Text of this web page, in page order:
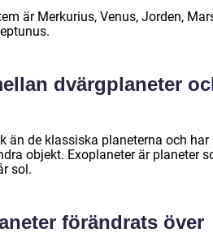
är Merkurius, Venus, Jorden,
dvärgplaneter
än de klassiska planeterna och har
objekt. Exoplaneter är planeter
sol.
förändrats över